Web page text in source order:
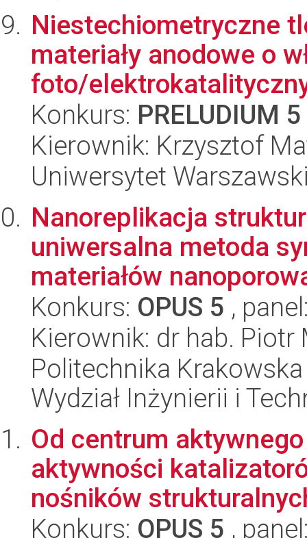
Niestechiometryczne
materiały anodowe o
foto/
Konkurs: PRELUDIUM 5
Kierownik: Krzysztof
Uniwersytet
Nanoreplikacja
uniwersalna metoda
materiałów
Konkurs: OPUS 5 ,
Kierownik: dr hab. Piotr
Politechnika
Wydział Inżynierii i
Od centrum
aktywności
nośników
Konkurs: OPUS 5 ,